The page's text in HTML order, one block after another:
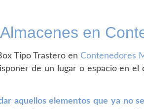
en
Tipo Trastero en Contenedores
de un lugar o espacio en el
aquellos elementos que ya no